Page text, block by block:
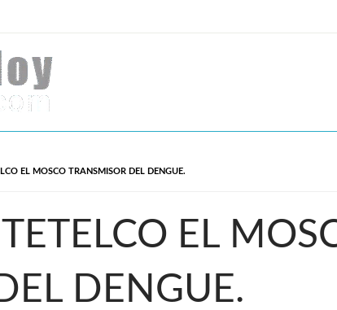
EL MOSCO TRANSMISOR DEL DENGUE.
EL
DENGUE.